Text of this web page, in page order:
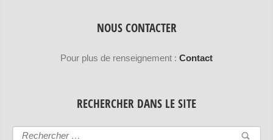
NOUS CONTACTER
Pour plus de renseignement : Contact
RECHERCHER DANS LE SITE